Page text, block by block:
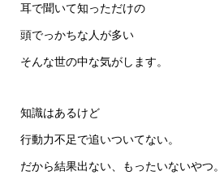
耳で聞いて知っただけの
頭でっかちな人が多い
そんな世の中な気がします。
知識はあるけど
行動力不足で追いついてない。
だから結果出ない、もったいないやつ。